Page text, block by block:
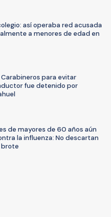
así operaba red acusada
a menores de edad en
para evitar
fue detenido por
de mayores de 60 años aún
la influenza: No descartan
brote